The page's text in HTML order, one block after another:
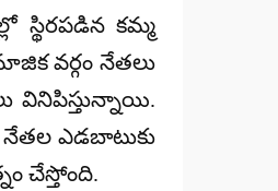
స్థిరపడిన కమ్మ
వర్గం నేతలు
వినిపిస్తున్నాయి.
నేతల ఎడబాటుకు
చేస్తోంది.